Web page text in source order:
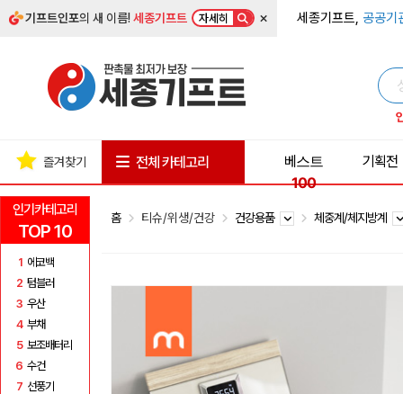
기프트인포의 새 이름!세종기프트 자세히 × 세종기프트, 공공기
인기카테고리
TOP 10
1 에코백
2 텀블러
3 우산
4 부채
5 보조배터리
6 수건
7 선풍기
즐겨찾기 전체 카테고리
베스트
100
기획전
홈 티슈/위생/건강 건강용품 체중계/체지방계